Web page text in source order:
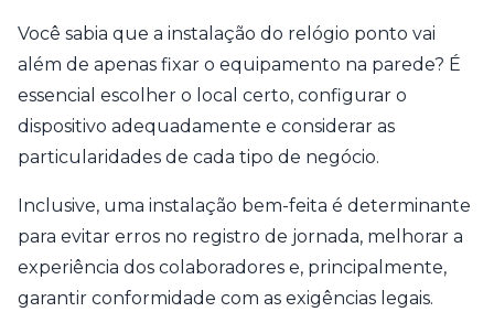
Você sabia que a instalação do relógio ponto vai
além de apenas fixar o equipamento na parede? É
essencial escolher o local certo, configurar o
dispositivo adequadamente e considerar as
particularidades de cada tipo de negócio.
Inclusive, uma instalação bem-feita é determinante
para evitar erros no registro de jornada, melhorar a
experiência dos colaboradores e, principalmente,
garantir conformidade com as exigências legais.